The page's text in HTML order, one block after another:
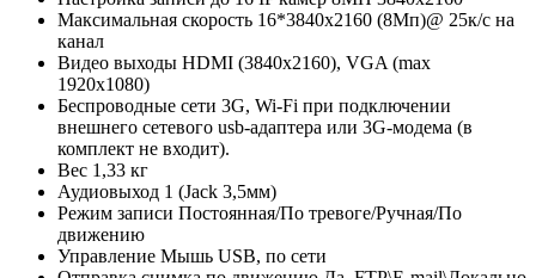
Максимальная скорость 16*3840х2160 (8Мп)@ 25к/с на
канал
Видео выходы HDMI (3840х2160), VGA (max
1920х1080)
Беспроводные сети 3G, Wi-Fi при подключении
внешнего сетевого usb-адаптера или 3G-модема (в
комплект не входит).
Вес 1,33 кг
Аудиовыход 1 (Jack 3,5мм)
Режим записи Постоянная/По тревоге/Ручная/По
движению
Управление Мышь USB, по сети